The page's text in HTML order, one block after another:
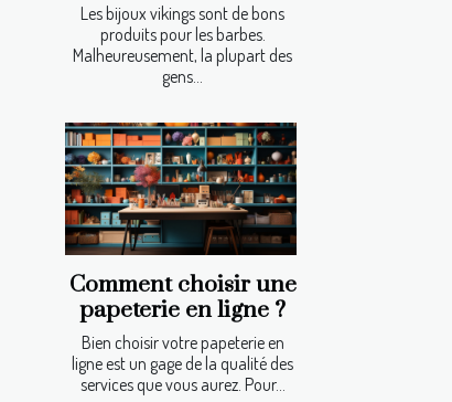
Les bijoux vikings sont de bons
produits pour les barbes.
Malheureusement, la plupart des
gens...
Comment choisir une
papeterie en ligne ?
Bien choisir votre papeterie en
ligne est un gage de la qualité des
services que vous aurez. Pour...